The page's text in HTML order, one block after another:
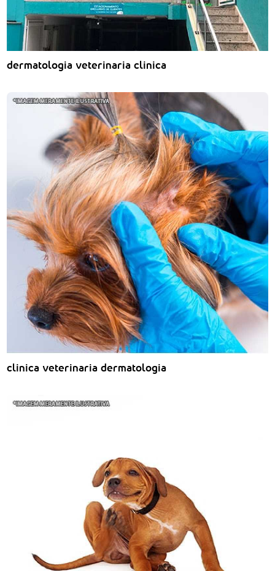
dermatologia veterinaria clinica
clinica veterinaria dermatologia